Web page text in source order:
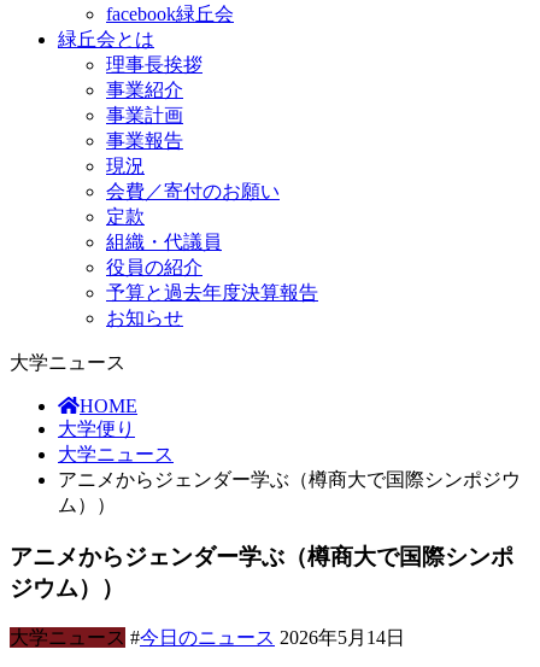
facebook緑丘会
緑丘会とは
理事長挨拶
事業紹介
事業計画
事業報告
現況
会費／寄付のお願い
定款
組織・代議員
役員の紹介
予算と過去年度決算報告
お知らせ
大学ニュース
HOME
大学便り
大学ニュース
アニメからジェンダー学ぶ（樽商大で国際シンポジウ
ム））
アニメからジェンダー学ぶ（樽商大で国際シンポ
ジウム））
大学ニュース #今日のニュース 2026年5月14日